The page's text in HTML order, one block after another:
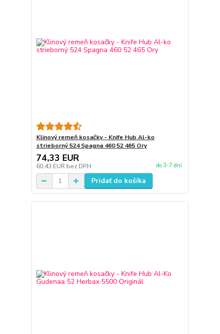
Klinový remeň kosačky - Knife Hub Al-ko
strieborný 524 Spagna 460 52 465 Ory
74,33 EUR
60,43 EUR bez DPH do 3-7 dní
Pridať do košíka